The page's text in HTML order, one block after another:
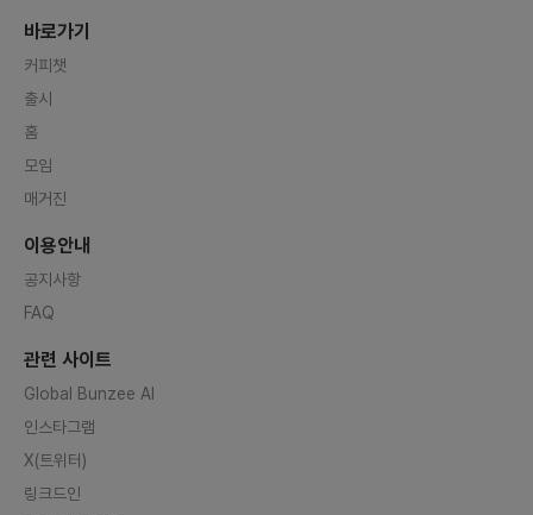
바로가기
커피챗
출시
홈
모임
매거진
이용안내
공지사항
FAQ
관련 사이트
Global Bunzee AI
인스타그램
X(트위터)
링크드인